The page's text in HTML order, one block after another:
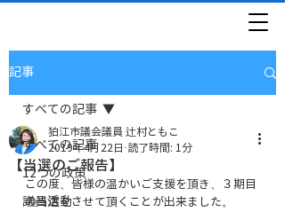
記事
すべての記事
12つの政策
議員活動
すべての記事
【当選のご報告】
狛江市議会議員 辻村ともこ
2019年4月22日 読了時間: 1分
この度、皆様の温かいご支援を頂き、３期目
の当選をさせて頂くことが出来ました。